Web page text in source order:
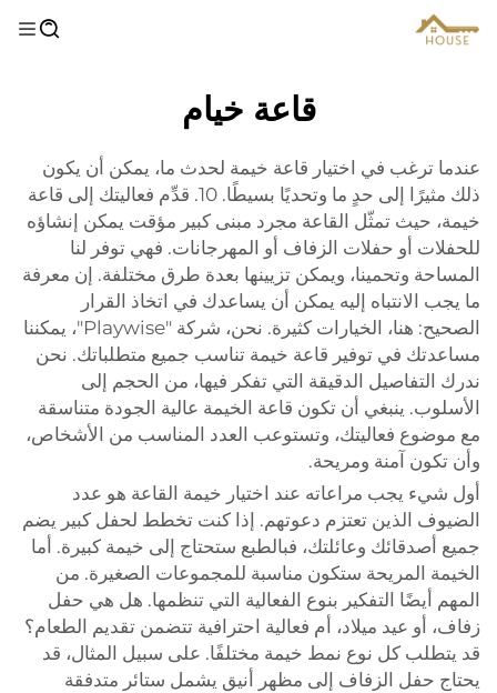
قاعة خيام
عندما ترغب في اختيار قاعة خيمة لحدث ما، يمكن أن يكون
ذلك مثيرًا إلى حدٍ ما وتحديًا بسيطًا. 10. قدِّم فعاليتك إلى قاعة
خيمة، حيث تمثّل القاعة مجرد مبنى كبير مؤقت يمكن إنشاؤه
للحفلات أو حفلات الزفاف أو المهرجانات. فهي توفر لنا
المساحة وتحمينا، ويمكن تزيينها بعدة طرق مختلفة. إن معرفة
ما يجب الانتباه إليه يمكن أن يساعدك في اتخاذ القرار
الصحيح: هنا، الخيارات كثيرة. نحن، شركة "Playwise"، يمكننا
مساعدتك في توفير قاعة خيمة تناسب جميع متطلباتك. نحن
ندرك التفاصيل الدقيقة التي تفكر فيها، من الحجم إلى
الأسلوب. ينبغي أن تكون قاعة الخيمة عالية الجودة متناسقة
مع موضوع فعاليتك، وتستوعب العدد المناسب من الأشخاص،
وأن تكون آمنة ومريحة.
أول شيء يجب مراعاته عند اختيار خيمة القاعة هو عدد
الضيوف الذين تعتزم دعوتهم. إذا كنت تخطط لحفل كبير يضم
جميع أصدقائك وعائلتك، فبالطبع ستحتاج إلى خيمة كبيرة. أما
الخيمة المريحة ستكون مناسبة للمجموعات الصغيرة. من
المهم أيضًا التفكير بنوع الفعالية التي تنظمها. هل هي حفل
زفاف، أو عيد ميلاد، أم فعالية احترافية تتضمن تقديم الطعام؟
قد يتطلب كل نوع نمط خيمة مختلفًا. على سبيل المثال، قد
يحتاج حفل الزفاف إلى مظهر أنيق يشمل ستائر متدفقة